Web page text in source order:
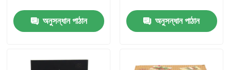
কারখানা ভ্রমণ
অনুসন্ধান পাঠান অনুসন্ধান পাঠান